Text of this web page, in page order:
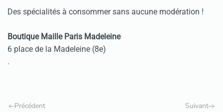
Des spécialités à consommer sans aucune modération !
Boutique Maille Paris Madeleine
6 place de la Madeleine (8e)
.
Précédent Suivant